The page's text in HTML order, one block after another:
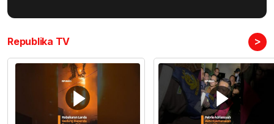
Republika TV >